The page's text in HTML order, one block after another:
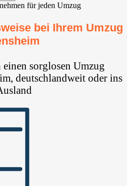
bei Ihrem Umzug
sorglosen Umzug
deutschlandweit oder ins